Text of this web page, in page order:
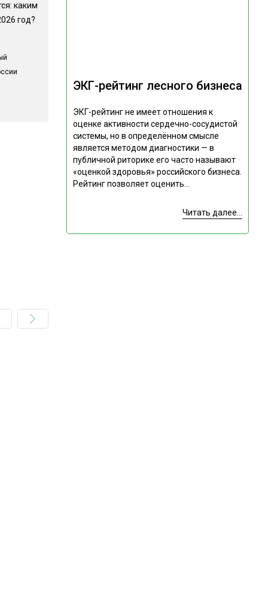
каким
год?
ЭКГ-рейтинг лесного бизнеса
ЭКГ-рейтинг не имеет отношения к
оценке активности сердечно-сосудистой
системы, но в определённом смысле
является методом диагностики — в
публичной риторике его часто называют
«оценкой здоровья» российского бизнеса.
Рейтинг позволяет оценить...
Читать далее...